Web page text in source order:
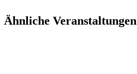
Ähnliche Veranstaltungen